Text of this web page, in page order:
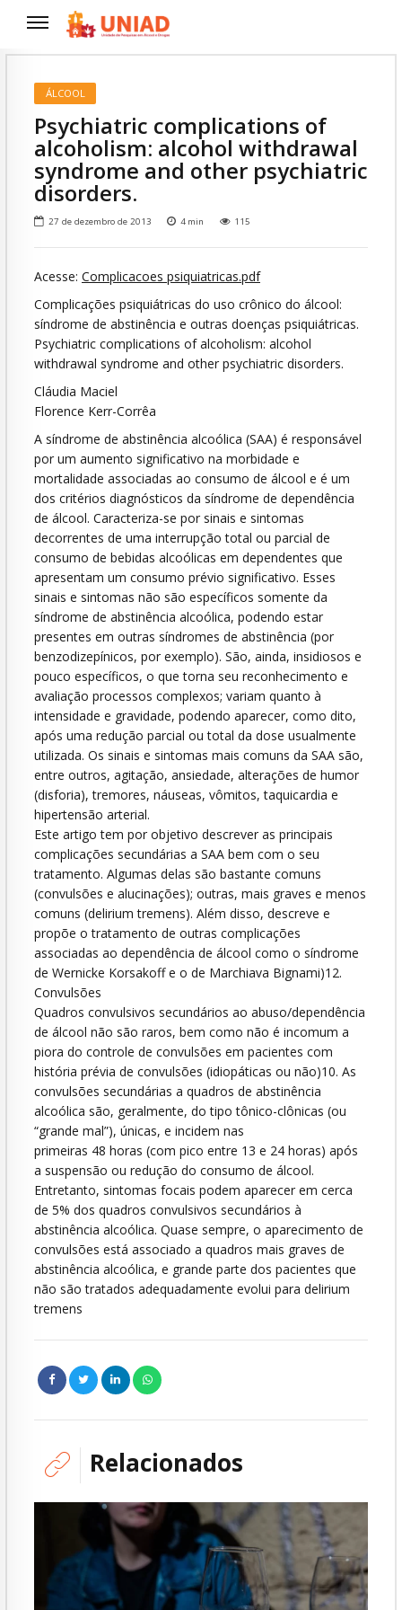
ÁLCOOL
Psychiatric complications of
alcoholism: alcohol withdrawal
syndrome and other psychiatric
disorders.
27 de dezembro de 2013 4 min 115
Acesse: Complicacoes psiquiatricas.pdf
Complicações psiquiátricas do uso crônico do álcool:
síndrome de abstinência e outras doenças psiquiátricas.
Psychiatric complications of alcoholism: alcohol
withdrawal syndrome and other psychiatric disorders.
Cláudia Maciel
Florence Kerr-Corrêa
A síndrome de abstinência alcoólica (SAA) é responsável
por um aumento significativo na morbidade e
mortalidade associadas ao consumo de álcool e é um
dos critérios diagnósticos da síndrome de dependência
de álcool. Caracteriza-se por sinais e sintomas
decorrentes de uma interrupção total ou parcial de
consumo de bebidas alcoólicas em dependentes que
apresentam um consumo prévio significativo. Esses
sinais e sintomas não são específicos somente da
síndrome de abstinência alcoólica, podendo estar
presentes em outras síndromes de abstinência (por
benzodizepínicos, por exemplo). São, ainda, insidiosos e
pouco específicos, o que torna seu reconhecimento e
avaliação processos complexos; variam quanto à
intensidade e gravidade, podendo aparecer, como dito,
após uma redução parcial ou total da dose usualmente
utilizada. Os sinais e sintomas mais comuns da SAA são,
entre outros, agitação, ansiedade, alterações de humor
(disforia), tremores, náuseas, vômitos, taquicardia e
hipertensão arterial.
Este artigo tem por objetivo descrever as principais
complicações secundárias a SAA bem com o seu
tratamento. Algumas delas são bastante comuns
(convulsões e alucinações); outras, mais graves e menos
comuns (delirium tremens). Além disso, descreve e
propõe o tratamento de outras complicações
associadas ao dependência de álcool como o síndrome
de Wernicke Korsakoff e o de Marchiava Bignami)12.
Convulsões
Quadros convulsivos secundários ao abuso/dependência
de álcool não são raros, bem como não é incomum a
piora do controle de convulsões em pacientes com
história prévia de convulsões (idiopáticas ou não)10. As
convulsões secundárias a quadros de abstinência
alcoólica são, geralmente, do tipo tônico-clônicas (ou
“grande mal”), únicas, e incidem nas
primeiras 48 horas (com pico entre 13 e 24 horas) após
a suspensão ou redução do consumo de álcool.
Entretanto, sintomas focais podem aparecer em cerca
de 5% dos quadros convulsivos secundários à
abstinência alcoólica. Quase sempre, o aparecimento de
convulsões está associado a quadros mais graves de
abstinência alcoólica, e grande parte dos pacientes que
não são tratados adequadamente evolui para delirium
tremens
Relacionados